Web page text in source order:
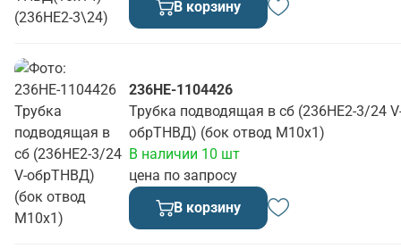
В корзину
236НЕ-1104426
Трубка подводящая в сб (236НЕ2-3/24
обрТНВД) (бок отвод М10х1)
цена по запросу
В наличии 10 шт
В корзину